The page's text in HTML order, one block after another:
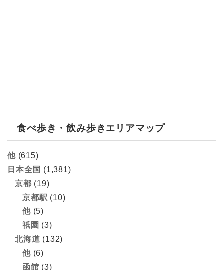
食べ歩き・飲み歩きエリアマップ
他(615)
日本全国 (1,381)
京都 (19)
京都駅 (10)
他(5)
祇園 (3)
北海道 (132)
他(6)
函館 (3)